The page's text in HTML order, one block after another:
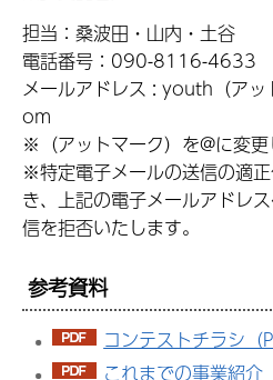
担当：桑波田・山内・土谷
電話番号：090-8116-4633
メールアドレス : youth（ア
om
※（アットマーク）を@に変更
※特定電子メールの送信の適
き、上記の電子メールアドレ
信を拒否いたします。
参考資料
コンテストチラシ（
これまでの事業紹介